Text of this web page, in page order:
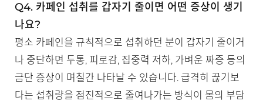
Q4. 카페인 섭취를 갑자기 줄이면 어떤 증상이 생기
나요?
평소 카페인을 규칙적으로 섭취하던 분이 갑자기 줄이거
나 중단하면 두통, 피로감, 집중력 저하, 가벼운 짜증 등의
금단 증상이 며칠간 나타날 수 있습니다. 급격히 끊기보
다는 섭취량을 점진적으로 줄여나가는 방식이 몸의 부담